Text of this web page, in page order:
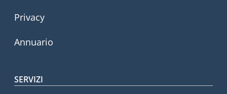
Privacy
Annuario
SERVIZI